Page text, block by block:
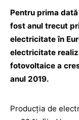
Pentru prima
fost anul trecut
electricitate în
electricitate
fotovoltaice a
anul 2019.
Producţia de